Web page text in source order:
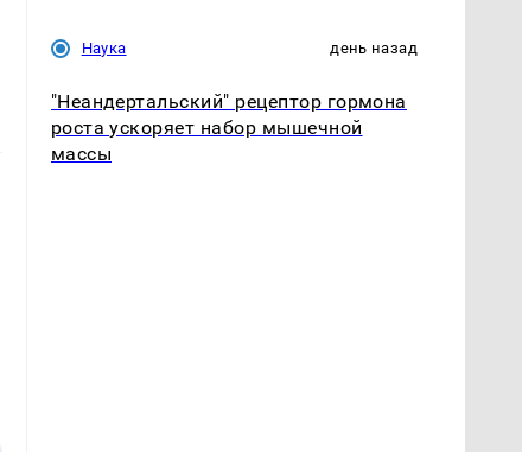
Наука день назад
"Неандертальский" рецептор гормона
роста ускоряет набор мышечной
массы